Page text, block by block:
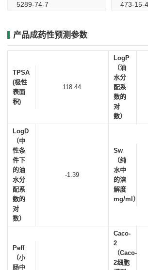
5289-74-7
473-15-4
产品成药性预测参数
TPSA
(极性
表面
积)
118.44
LogP
（油
水分
配系
数的
对
数）
LogD
（中
性条
件下
的油
水分
配系
数的
对
数）
-1.39
Sw
（纯
水中
的溶
解度
mg/ml）
Peff
（小
肠中
Caco-
2
（Caco-
2细胞